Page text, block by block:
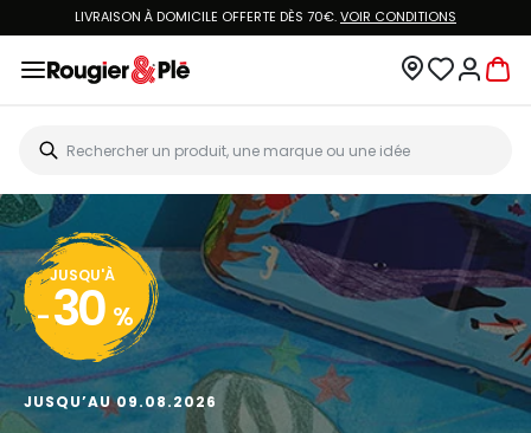
LIVRAISON À DOMICILE OFFERTE DÈS 70€.VOIR CONDITIONS
JUSQU'À
- 30 %
JUSQU’AU 09.08.2026